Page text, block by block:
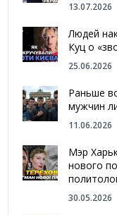
13.07.2026
Людей
Куц о
25.06.2026
Раньше
мужчин
11.06.2026
Мэр
нового
30.05.2026